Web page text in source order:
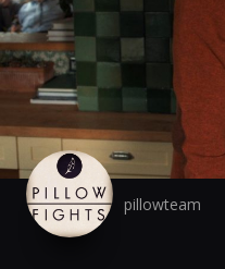
pillowteam